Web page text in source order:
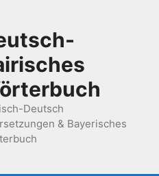
Deutsch
& Bayerisches